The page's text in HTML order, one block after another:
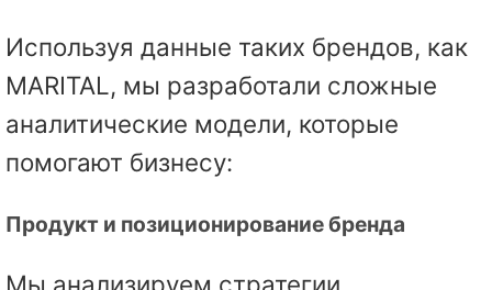
Используя данные таких брендов, как
MARITAL, мы разработали сложные
аналитические модели, которые
помогают бизнесу:
Продукт и позиционирование бренда